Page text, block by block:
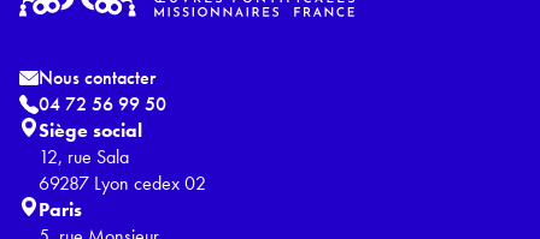
Nous contacter
04 72 56 99 50
Siège social
12, rue Sala
69287 Lyon cedex 02
Paris